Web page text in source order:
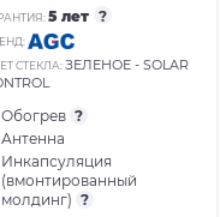
5 лет ?
СТЕКЛА:ЗЕЛЕНОЕ - SOLAR
Обогрев ?
Антенна
Инкапсуляция
(вмонтированный
молдинг) ?